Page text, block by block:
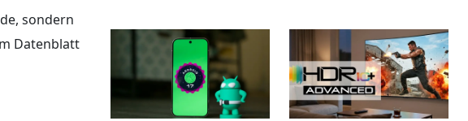
sondern
Datenblatt